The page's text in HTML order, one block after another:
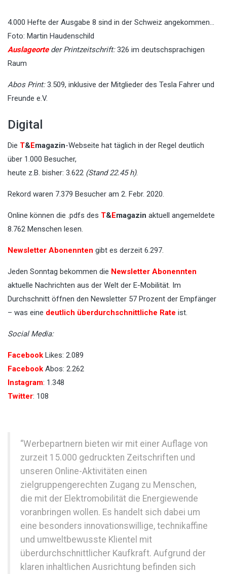
4.000 Hefte der Ausgabe 8 sind in der Schweiz angekommen…
Foto: Martin Haudenschild
Auslageorteder Printzeitschrift:326 im deutschsprachigen
Raum
Abos Print:3.509, inklusive der Mitglieder des Tesla Fahrer und
Freunde e.V.
Digital
Die T&Emagazin-Webseite hat täglich in der Regel deutlich
über 1.000 Besucher,
heute z.B. bisher: 3.622 (Stand 22.45 h).
Rekord waren 7.379 Besucher am 2. Febr. 2020.
Online können die .pdfs des T&Emagazin aktuell angemeldete
8.762 Menschen lesen.
Newsletter Abonennten gibt es derzeit 6.297.
Jeden Sonntag bekommen die Newsletter Abonennten
aktuelle Nachrichten aus der Welt der E-Mobilität. Im
Durchschnitt öffnen den Newsletter 57 Prozent der Empfänger
– was eine deutlich überdurchschnittliche Rate ist.
Social Media:
Facebook Likes: 2.089
Facebook Abos: 2.262
Instagram: 1.348
Twitter: 108
“Werbepartnern bieten wir mit einer Auflage von
zurzeit 15.000 gedruckten Zeitschriften und
unseren Online-Aktivitäten einen
zielgruppengerechten Zugang zu Menschen,
die mit der Elektromobilität die Energiewende
voranbringen wollen. Es handelt sich dabei um
eine besonders innovationswillige, technikaffine
und umweltbewusste Klientel mit
überdurchschnittlicher Kaufkraft. Aufgrund der
klaren inhaltlichen Ausrichtung befinden sich